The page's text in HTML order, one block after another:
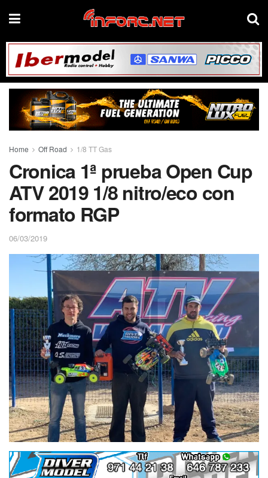
Home Off Road 1/8 TT Gas
Cronica 1ª prueba Open Cup
ATV 2019 1/8 nitro/eco con
formato RGP
06/03/2019